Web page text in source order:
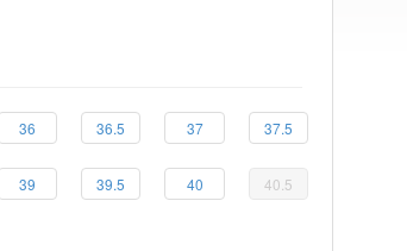
36 36.5 37 37.5
39 39.5 40 40.5